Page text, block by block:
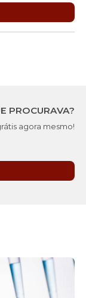
PROCURAVA?
agora mesmo!